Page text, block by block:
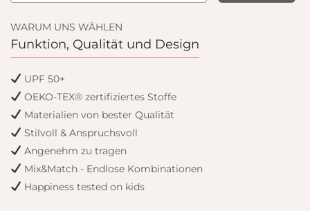
WARUM UNS WÄHLEN
Funktion, Qualität und Design
UPF 50+
OEKO-TEX® zertifiziertes Stoffe
Materialien von bester Qualität
Stilvoll & Anspruchsvoll
Angenehm zu tragen
Mix&Match - Endlose Kombinationen
Happiness tested on kids
OFF
order and get email only
when you join.
Continue